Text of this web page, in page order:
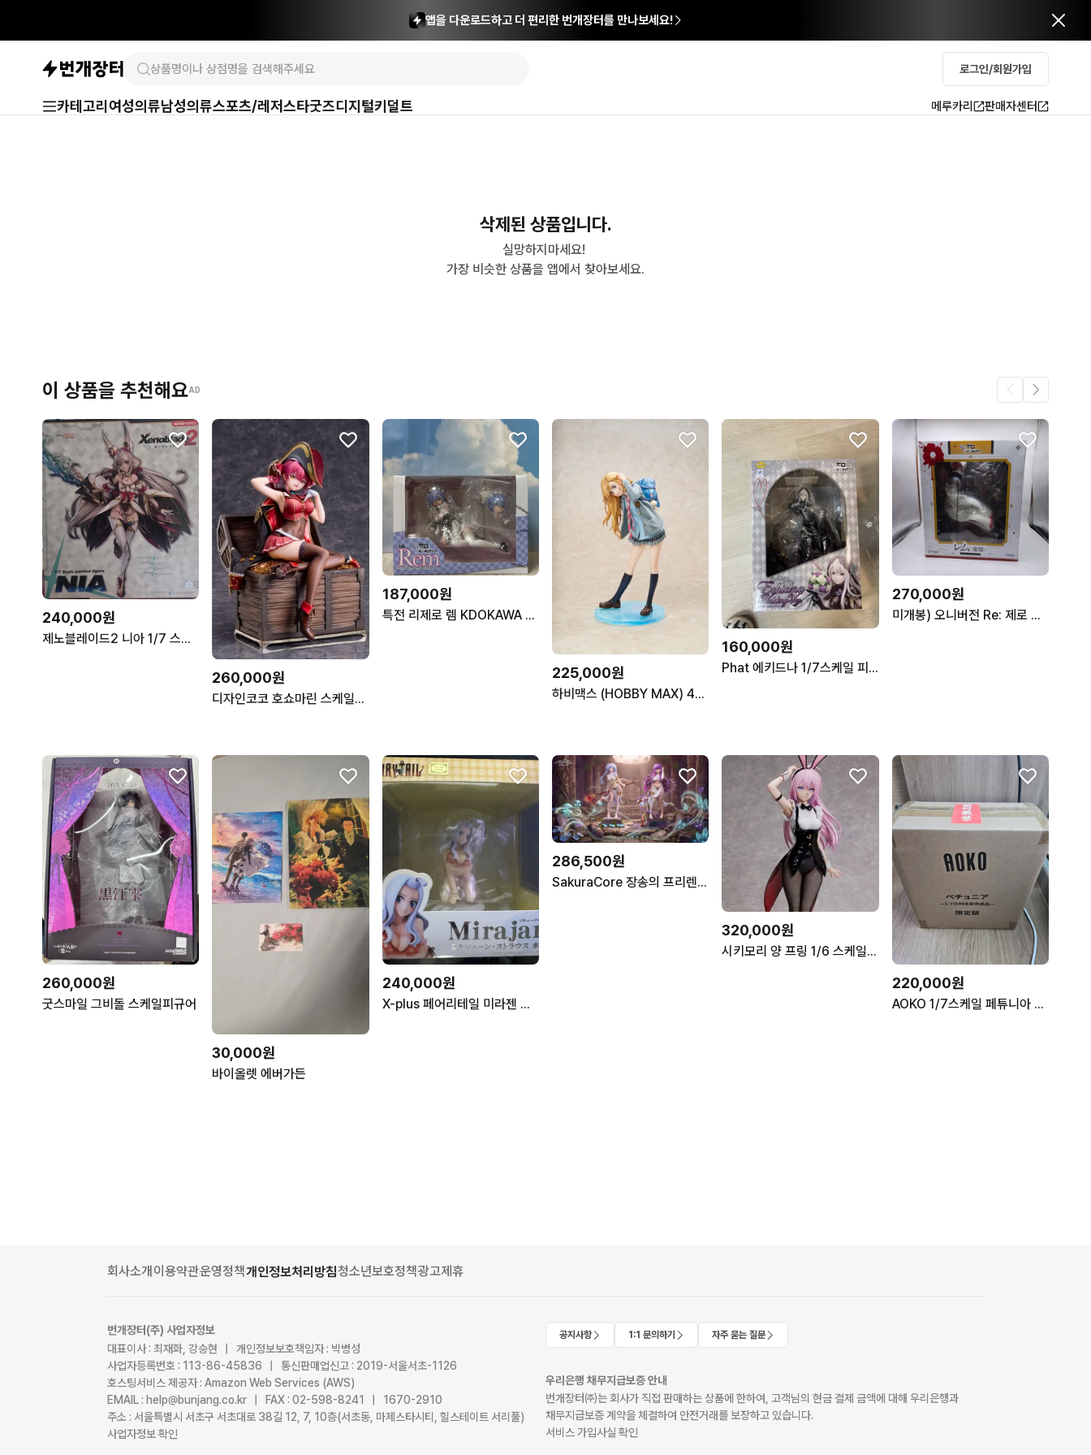
앱을 다운로드하고 더 편리한 번개장터를 만나보세요!
로그인/회원가입
카테고리 여성의류남성의류스포츠/레저스타굿즈디지털키덜트 메루카리 판매자센터
삭제된 상품입니다.
실망하지마세요!
가장 비슷한 상품을 앱에서 찾아보세요.
이 상품을 추천해요AD
240,000원
제노블레이드2 니아 1/7 스케일 피규어 개봉품
260,000원
디자인코코 호쇼마린 스케일피규어 판매합니다
187,000원
특전 리제로 렘 KDOKAWA 카도카와 1/7 스케일 피규어
225,000원
하비맥스 (HOBBY MAX) 4월은 너의 거짓말 미야조노 카오리 1/7 스케일 피규어
160,000원
Phat 에키드나 1/7스케일 피규어 미개봉
270,000원
미개봉) 오니버전 Re: 제로 렘 백무구 피규어 1/7 스케일 FuRyu
260,000원
굿스마일 그비돌 스케일피규어
30,000원
바이올렛 에버가든
240,000원
X-plus 페어리테일 미라젠 스트라우스 1/7 스케일 피규어
286,500원
SakuraCore 장송의 프리렌 & 페른 레진 피규어 미소녀
320,000원
시키모리 양 프링 1/6 스케일 피규어 판매합니다
220,000원
AOKO 1/7스케일 페튜니아 DX Ver. 피규어(특전포함)
회사소개이용약관운영정책개인정보처리방침청소년보호정책광고제휴
번개장터(주) 사업자정보
대표이사 : 최재화, 강승현 | 개인정보보호책임자 : 박병성
사업자등록번호 : 113-86-45836 | 통신판매업신고 : 2019-서울서초-1126
호스팅서비스 제공자 : Amazon Web Services (AWS)
EMAIL : help@bunjang.co.kr | FAX : 02-598-8241 | 1670-2910
주소 : 서울특별시 서초구 서초대로 38길 12, 7, 10층(서초동, 마제스타시티, 힐스테이트 서리풀)
사업자정보 확인
공지사항 1:1 문의하기 자주 묻는 질문
우리은행 채무지급보증 안내
번개장터㈜는 회사가 직접 판매하는 상품에 한하여, 고객님의 현금 결제 금액에 대해 우리은행과
채무지급보증 계약을 체결하여 안전거래를 보장하고 있습니다.
서비스 가입사실 확인